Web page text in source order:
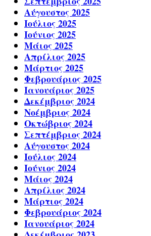
Αύγουστος 2025
Ιούλιος 2025
Ιούνιος 2025
Μάιος 2025
Απρίλιος 2025
Μάρτιος 2025
Φεβρουάριος 2025
Ιανουάριος 2025
Δεκέμβριος 2024
Νοέμβριος 2024
Οκτώβριος 2024
Σεπτέμβριος 2024
Αύγουστος 2024
Ιούλιος 2024
Ιούνιος 2024
Μάιος 2024
Απρίλιος 2024
Μάρτιος 2024
Φεβρουάριος 2024
Ιανουάριος 2024